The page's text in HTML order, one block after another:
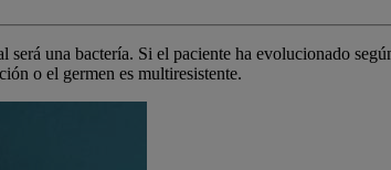
será una bactería. Si el paciente ha evolucionado
o el germen es multiresistente.